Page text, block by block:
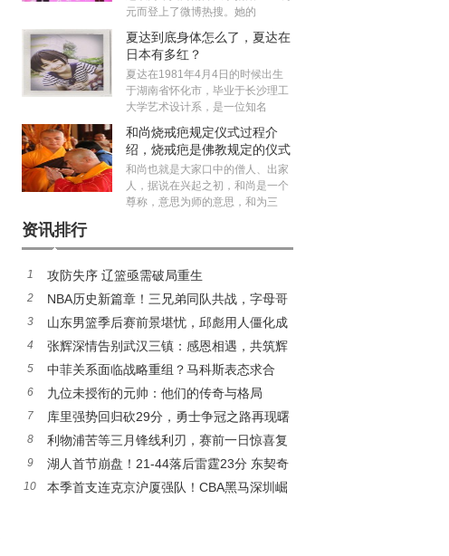
元而登上了微博热搜。她的
夏达到底身体怎么了，夏达在
日本有多红？
夏达在1981年4月4日的时候出生
于湖南省怀化市，毕业于长沙理工
大学艺术设计系，是一位知名
和尚烧戒疤规定仪式过程介
绍，烧戒疤是佛教规定的仪式
吗？
和尚也就是大家口中的僧人、出家
人，据说在兴起之初，和尚是一个
尊称，意思为师的意思，和为三
资讯排行
1 攻防失序 辽篮亟需破局重生
2
NBA历史新篇章！三兄弟同队共战，字母哥
续约风波再起
3
山东男篮季后赛前景堪忧，邱彪用人僵化成
最大障碍
4
张辉深情告别武汉三镇：感恩相遇，共筑辉
煌旅程
5
中菲关系面临战略重组？马科斯表态求合
作，中方划出明确红线
6 九位未授衔的元帅：他们的传奇与格局
7
库里强势回归砍29分，勇士争冠之路再现曙
光
8
利物浦苦等三月锋线利刃，赛前一日惊喜复
出引爆球市
9
湖人首节崩盘！21-44落后雷霆23分 东契奇
詹姆斯集体低迷
10
本季首支连克京沪厦强队！CBA黑马深圳崛